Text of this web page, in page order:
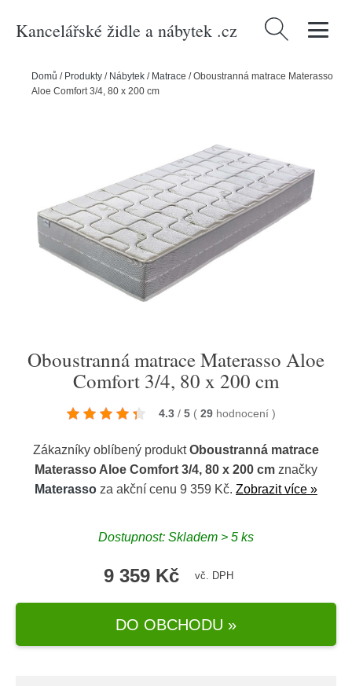
Kancelářské židle a nábytek .cz Vyhledávání
Domů / Produkty / Nábytek / Matrace /Oboustranná matrace Materasso
Aloe Comfort 3/4, 80 x 200 cm
Oboustranná matrace Materasso Aloe
Comfort 3/4, 80 x 200 cm
4.3 / 5 ( 29 hodnocení )
Zákazníky oblíbený produktOboustranná matrace
Materasso Aloe Comfort 3/4, 80 x 200 cm značky
Materasso za akční cenu 9 359 Kč. Zobrazit více »
Dostupnost: Skladem > 5 ks
9 359 Kč vč. DPH
DO OBCHODU »